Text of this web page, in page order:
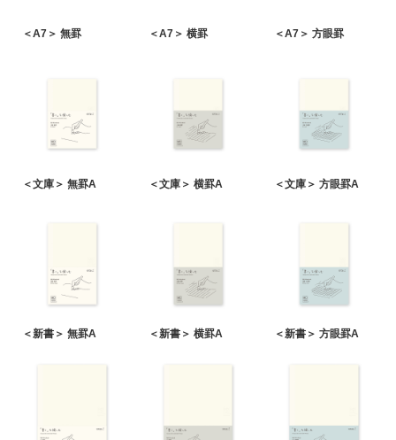
＜A7＞ 無罫 ＜A7＞ 横罫 ＜A7＞ 方眼罫
＜文庫＞ 無罫A ＜文庫＞ 横罫A ＜文庫＞ 方眼罫A
＜新書＞ 無罫A ＜新書＞ 横罫A ＜新書＞ 方眼罫A